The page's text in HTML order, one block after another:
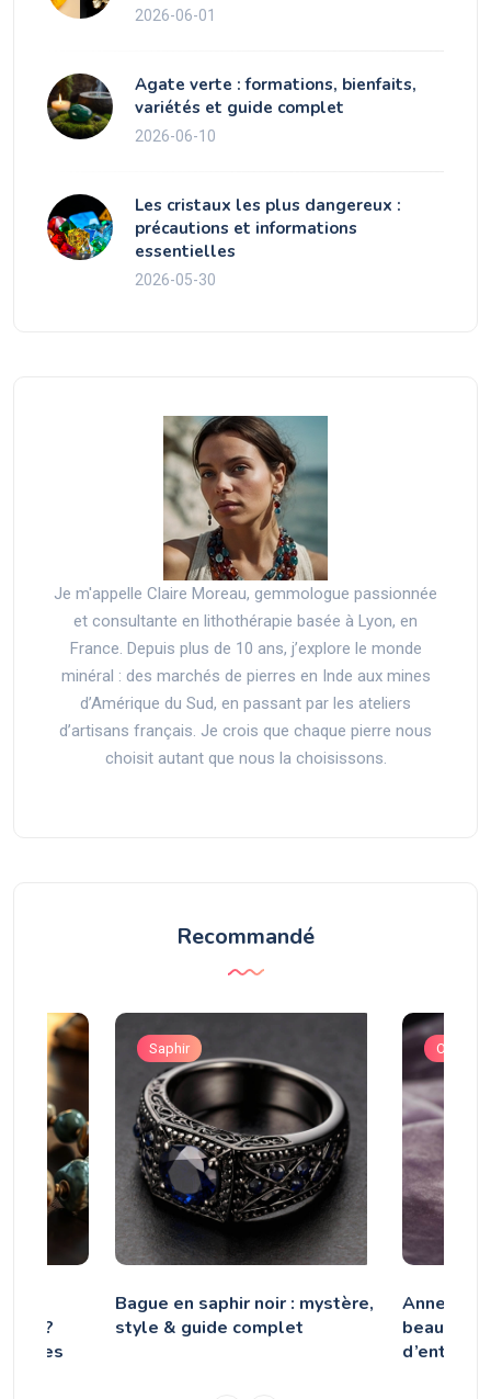
2026-06-01
Agate verte : formations, bienfaits,
variétés et guide complet
2026-06-10
Les cristaux les plus dangereux :
précautions et informations
essentielles
2026-05-30
Je m'appelle Claire Moreau, gemmologue passionnée
et consultante en lithothérapie basée à Lyon, en
France. Depuis plus de 10 ans, j’explore le monde
minéral : des marchés de pierres en Inde aux mines
d’Amérique du Sud, en passant par les ateliers
d’artisans français. Je crois que chaque pierre nous
choisit autant que nous la choisissons.
Recommandé
?
Saphir
Bague en saphir noir : mystère,
style & guide complet
Opale
Anneau
beauté,